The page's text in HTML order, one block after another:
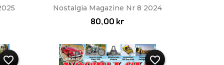
Snabbvy
Nostalgia Magazine Nr 8 2024
80,00 kr
favorite_border favorite_border